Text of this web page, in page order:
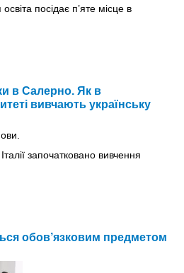
посідає п’яте місце в
в Салерно. Як в
вивчають українську
започатковано вивчення
обов’язковим предметом